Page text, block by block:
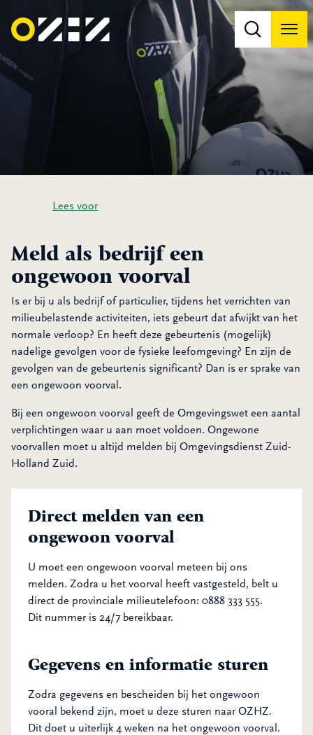
Lees voor
Meld als bedrijf een
ongewoon voorval
Is er bij u als bedrijf of particulier, tijdens het verrichten van
milieubelastende activiteiten, iets gebeurt dat afwijkt van het
normale verloop? En heeft deze gebeurtenis (mogelijk)
nadelige gevolgen voor de fysieke leefomgeving? En zijn de
gevolgen van de gebeurtenis significant? Dan is er sprake van
een ongewoon voorval.
Bij een ongewoon voorval geeft de Omgevingswet een aantal
verplichtingen waar u aan moet voldoen. Ongewone
voorvallen moet u altijd melden bij Omgevingsdienst Zuid-
Holland Zuid.
Direct melden van een
ongewoon voorval
U moet een ongewoon voorval meteen bij ons
melden. Zodra u het voorval heeft vastgesteld, belt u
direct de provinciale milieutelefoon: 0888 333 555.
Dit nummer is 24/7 bereikbaar.
Gegevens en informatie sturen
Zodra gegevens en bescheiden bij het ongewoon
vooral bekend zijn, moet u deze sturen naar OZHZ.
Dit doet u uiterlijk 4 weken na het ongewoon voorval.